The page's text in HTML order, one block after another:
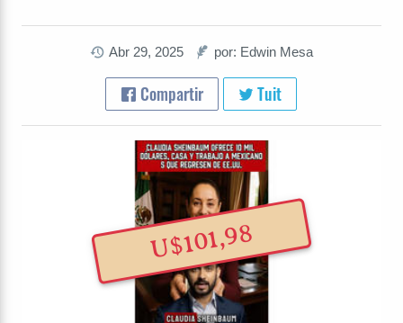
Abr 29, 2025 por: Edwin Mesa
Compartir Tuit
U$101,98